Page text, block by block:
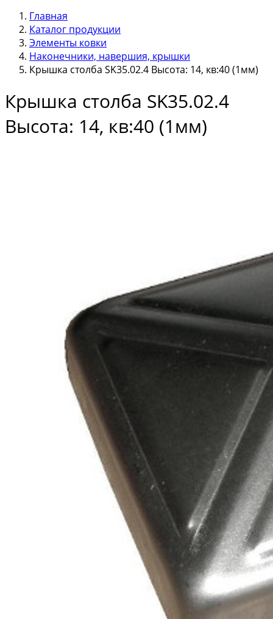
Главная
Каталог продукции
Элементы ковки
Наконечники, навершия, крышки
Крышка столба SK35.02.4 Высота: 14, кв:40 (1мм)
Крышка столба SK35.02.4
Высота: 14, кв:40 (1мм)